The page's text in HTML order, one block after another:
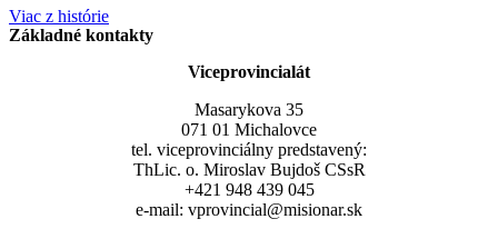
Viac z histórie
Základné kontakty
Viceprovincialát
Masarykova 35
071 01 Michalovce
tel. viceprovinciálny predstavený:
ThLic. o. Miroslav Bujdoš CSsR
+421 948 439 045
e-mail: vprovincial@misionar.sk